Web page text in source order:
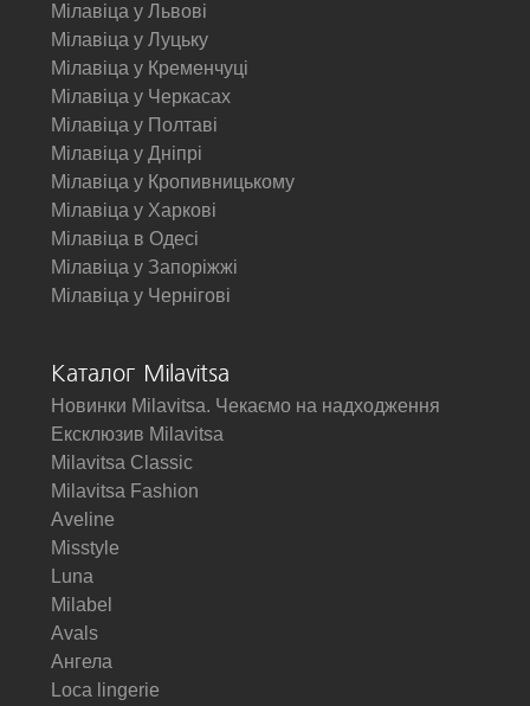
Мілавіца у Львові
Мілавіца у Луцьку
Мілавіца у Кременчуці
Мілавіца у Черкасах
Мілавіца у Полтаві
Мілавіца у Дніпрі
Мілавіца у Кропивницькому
Мілавіца у Харкові
Мілавіца в Одесі
Мілавіца у Запоріжжі
Мілавіца у Чернігові
Каталог Milavitsa
Новинки Milavitsa. Чекаємо на надходження
Ексклюзив Milavitsa
Milavitsa Classic
Milavitsa Fashion
Aveline
Misstyle
Luna
Milabel
Avals
Ангела
Loca lingerie